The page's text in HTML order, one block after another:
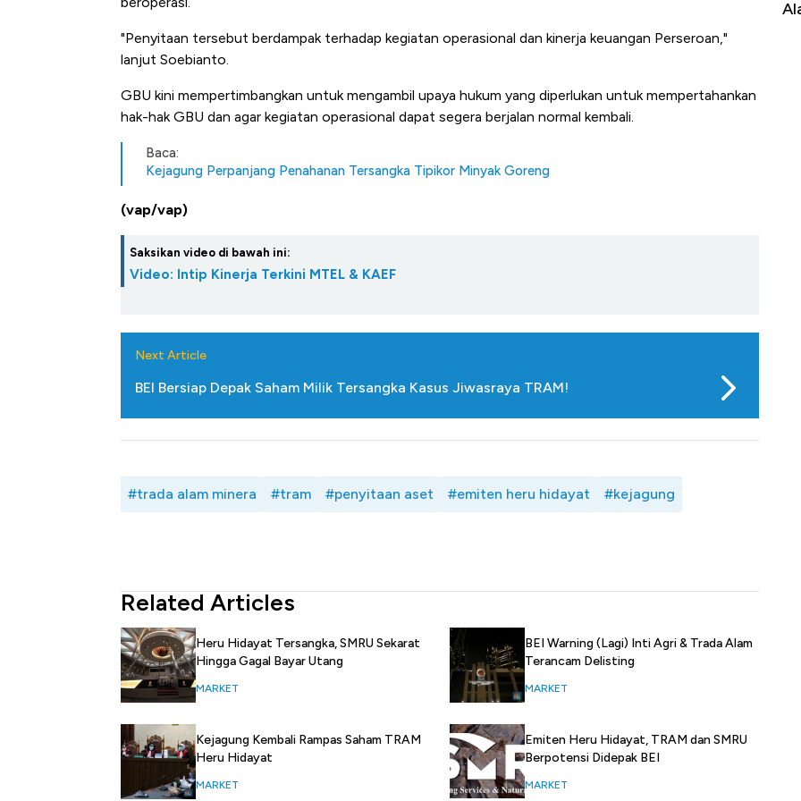
"Penyitaan tersebut berdampak terhadap kegiatan operasional dan kinerja keuangan Perseroan,"
lanjut Soebianto.
GBU kini mempertimbangkan untuk mengambil upaya hukum yang diperlukan untuk mempertahankan
hak-hak GBU dan agar kegiatan operasional dapat segera berjalan normal kembali.
Baca:
Kejagung Perpanjang Penahanan Tersangka Tipikor Minyak Goreng
(vap/vap)
Saksikan video di bawah ini:
Video: Intip Kinerja Terkini MTEL & KAEF
Next Article
BEI Bersiap Depak Saham Milik Tersangka Kasus Jiwasraya TRAM!
#trada alam minera #tram #penyitaan aset #emiten heru hidayat #kejagung
Related Articles
Heru Hidayat Tersangka, SMRU Sekarat
Hingga Gagal Bayar Utang
MARKET
Kejagung Kembali Rampas Saham TRAM
Heru Hidayat
MARKET
BEI Warning (Lagi) Inti Agri & Trada Alam
Terancam Delisting
MARKET
Emiten Heru Hidayat, TRAM dan SMRU
Berpotensi Didepak BEI
MARKET